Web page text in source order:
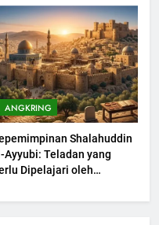
ANGKRING
Shalahuddin
Ayyubi: Teladan yang
Dipelajari oleh
Nikmat Allah
Ketaatan,
Pengaruhnya
Manusia
Safar Bukan